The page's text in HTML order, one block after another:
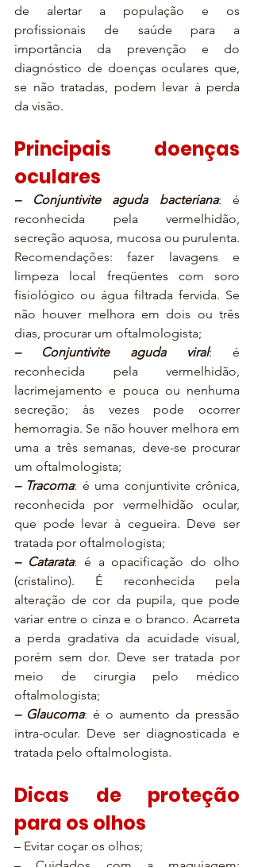
de alertar a população e os
profissionais de saúde para a
importância da prevenção e do
diagnóstico de doenças oculares que,
se não tratadas, podem levar à perda
da visão.
Principais doenças
oculares
– Conjuntivite aguda bacteriana: é
reconhecida pela vermelhidão,
secreção aquosa, mucosa ou purulenta.
Recomendações: fazer lavagens e
limpeza local freqüentes com soro
fisiológico ou água filtrada fervida. Se
não houver melhora em dois ou três
dias, procurar um oftalmologista;
– Conjuntivite aguda viral: é
reconhecida pela vermelhidão,
lacrimejamento e pouca ou nenhuma
secreção; às vezes pode ocorrer
hemorragia. Se não houver melhora em
uma a três semanas, deve-se procurar
um oftalmologista;
– Tracoma: é uma conjuntivite crônica,
reconhecida por vermelhidão ocular,
que pode levar à cegueira. Deve ser
tratada por oftalmologista;
– Catarata: é a opacificação do olho
(cristalino). É reconhecida pela
alteração de cor da pupila, que pode
variar entre o cinza e o branco. Acarreta
a perda gradativa da acuidade visual,
porém sem dor. Deve ser tratada por
meio de cirurgia pelo médico
oftalmologista;
– Glaucoma: é o aumento da pressão
intra-ocular. Deve ser diagnosticada e
tratada pelo oftalmologista.
Dicas de proteção
para os olhos
– Evitar coçar os olhos;